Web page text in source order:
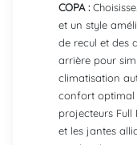
COPA :
et un style
de recul et des
arrière pour
climatisation
confort optimal
projecteurs Full
et les jantes